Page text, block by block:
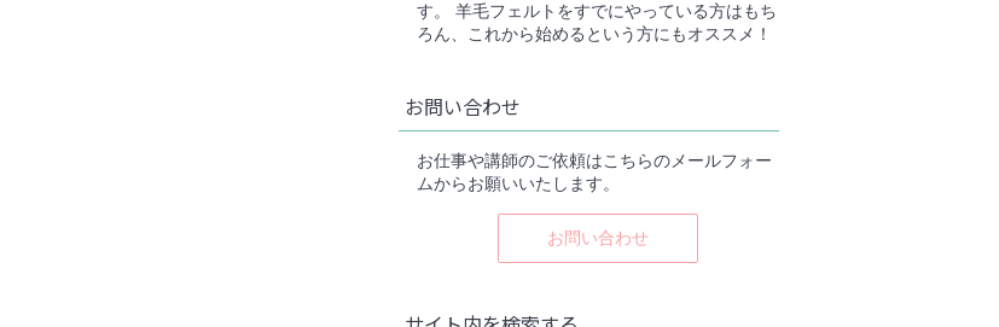
す。 羊毛フェルトをすでにやっている方はもち
ろん、これから始めるという方にもオススメ！
お問い合わせ
お仕事や講師のご依頼はこちらのメールフォー
ムからお願いいたします。
お問い合わせ